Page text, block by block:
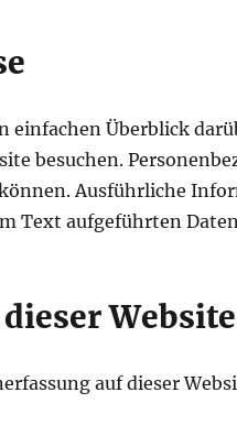
einfachen Überblick
besuchen.
Ausführliche
Text aufgeführten
Website
auf dieser